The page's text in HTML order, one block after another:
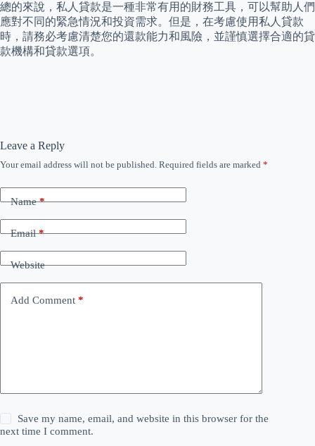
總的來說，私人貸款是一種非常有用的財務工具，可以幫助人們
應對不同的緊急情況和投資需求。但是，在考慮使用私人貸款
時，請務必考慮清楚您的還款能力和風險，並謹慎選擇合適的貸
款機構和貸款選項。
Leave a Reply
Your email address will not be published. Required fields are marked *
Name*
Email*
Website
Add Comment *
Save my name, email, and website in this browser for the
next time I comment.